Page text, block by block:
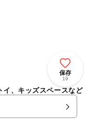
保存
19
イ、キッズスペースなど